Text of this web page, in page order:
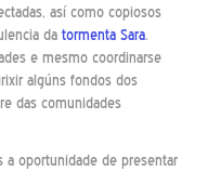
así como copiosos
da tormenta Sara.
e mesmo coordinarse
algúns fondos dos
das comunidades
oportunidade de presentar